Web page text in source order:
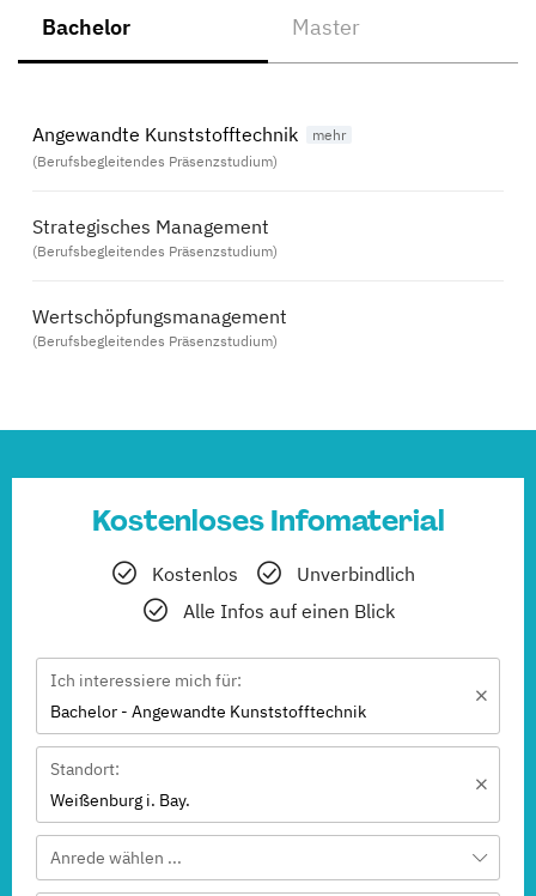
Bachelor Master
Angewandte Kunststofftechnik
(Berufsbegleitendes Präsenzstudium)
Strategisches Management
(Berufsbegleitendes Präsenzstudium)
Wertschöpfungsmanagement
(Berufsbegleitendes Präsenzstudium)
Kostenloses Infomaterial
Kostenlos
Unverbindlich
Alle Infos auf einen Blick
Ich interessiere mich für:
Bachelor - Angewandte Kunststofftechnik
Standort:
Weißenburg i. Bay.
Anrede wählen ...